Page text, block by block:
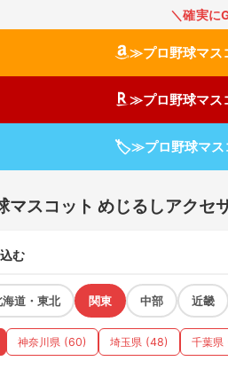
＼確実に
≫プロ野球マス
≫プロ野球マス
🏷≫プロ野球マス
マスコット めじるしアク
む
海道・東北 関東 中部 近畿
神奈川県 (60) 埼玉県 (48)